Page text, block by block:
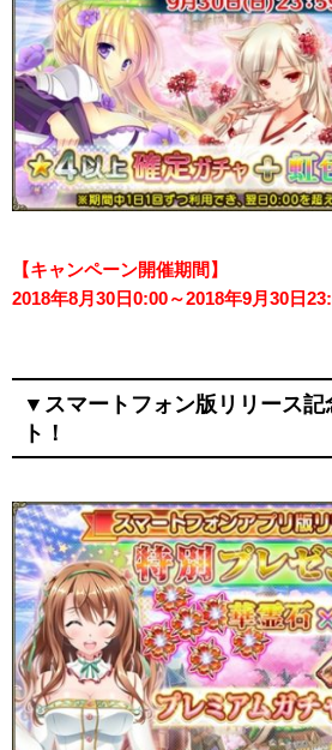
【キャンペーン開催期間】
2018年8月30日0:00～2018年9月30日
▼スマートフォン版リリース記
ト！